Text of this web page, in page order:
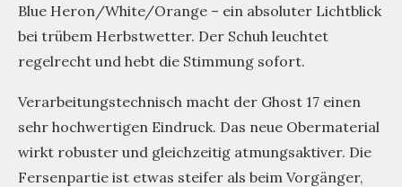
Blue Heron/White/Orange – ein absoluter Lichtblick
bei trübem Herbstwetter. Der Schuh leuchtet
regelrecht und hebt die Stimmung sofort.
Verarbeitungstechnisch macht der Ghost 17 einen
sehr hochwertigen Eindruck. Das neue Obermaterial
wirkt robuster und gleichzeitig atmungsaktiver. Die
Fersenpartie ist etwas steifer als beim Vorgänger,